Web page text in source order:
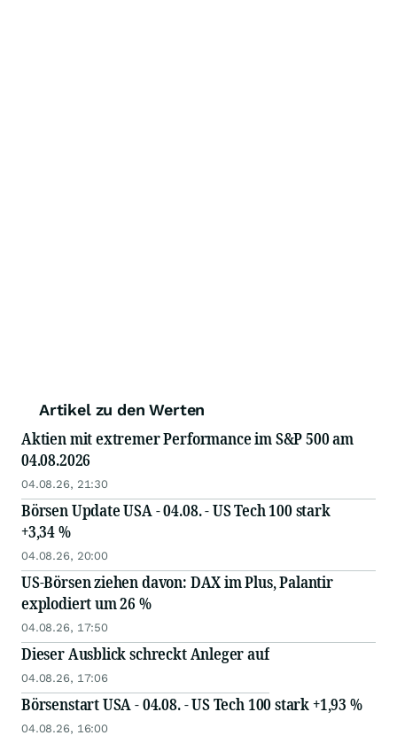
Artikel zu den Werten
Aktien mit extremer Performance im S&P 500 am
04.08.2026
04.08.26, 21:30
Börsen Update USA - 04.08. - US Tech 100 stark
+3,34 %
04.08.26, 20:00
US-Börsen ziehen davon: DAX im Plus, Palantir
explodiert um 26 %
04.08.26, 17:50
Dieser Ausblick schreckt Anleger auf
04.08.26, 17:06
Börsenstart USA - 04.08. - US Tech 100 stark +1,93 %
04.08.26, 16:00